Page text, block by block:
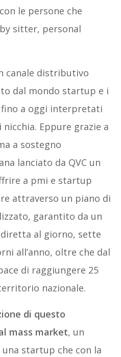
le persone che
sitter, personal
canale distributivo
dal mondo startup e i
a oggi interpretati
Eppure grazie a
a sostegno
lanciato da QVC un
a pmi e startup
attraverso un piano di
garantito da un
al giorno, sette
all’anno, oltre che dal
di raggiungere 25
nazionale.
di questo
mass market, un
startup che con la